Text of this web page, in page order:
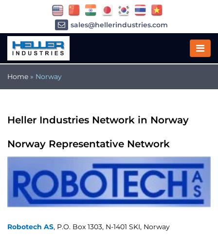
Home » Norway
Heller Industries Network in Norway
Norway Representative Network
Robotech AS, P.O. Box 1303, N-1401 SKI, Norway
sales@hellerindustries.com
service@hellerindustries.com